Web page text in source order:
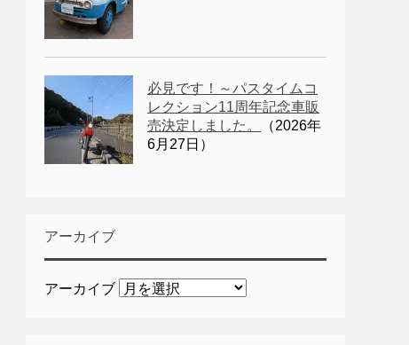
必見です！～パスタイムコ
レクション11周年記念車販
売決定しました。
（2026年
6月27日）
アーカイブ
アーカイブ